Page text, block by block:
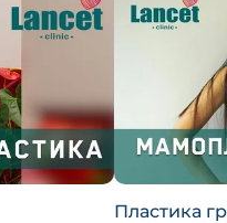
Пластика